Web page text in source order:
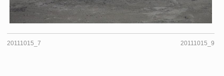
20111015_7 20111015_9